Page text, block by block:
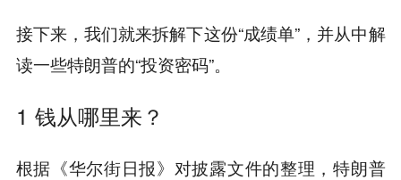
接下来，我们就来拆解下这份“成绩单”，并从中解
读一些特朗普的“投资密码”。
1 钱从哪里来？
根据《华尔街日报》对披露文件的整理，特朗普